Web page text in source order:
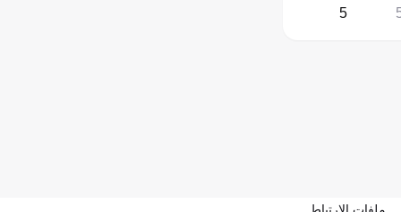
5
ملفات الارتباط